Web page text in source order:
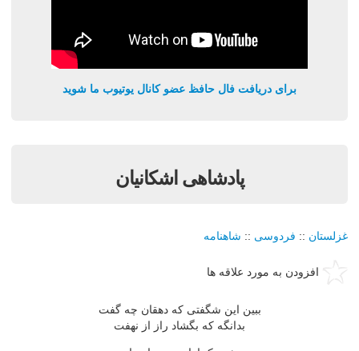
برای دریافت فال حافظ عضو کانال یوتیوب ما شوید
پادشاهی اشکانیان
غزلستان :: فردوسی :: شاهنامه
افزودن به مورد علاقه ها
ببین این شگفتی که دهقان چه گفت
بدانگه که بگشاد راز از نهفت